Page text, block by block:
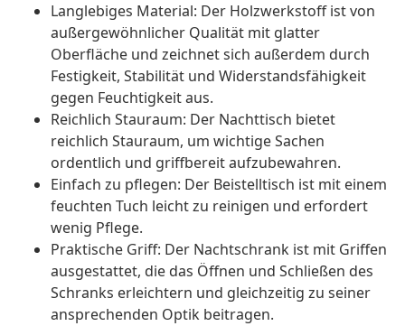
Langlebiges Material: Der Holzwerkstoff ist von
außergewöhnlicher Qualität mit glatter
Oberfläche und zeichnet sich außerdem durch
Festigkeit, Stabilität und Widerstandsfähigkeit
gegen Feuchtigkeit aus.
Reichlich Stauraum: Der Nachttisch bietet
reichlich Stauraum, um wichtige Sachen
ordentlich und griffbereit aufzubewahren.
Einfach zu pflegen: Der Beistelltisch ist mit einem
feuchten Tuch leicht zu reinigen und erfordert
wenig Pflege.
Praktische Griff: Der Nachtschrank ist mit Griffen
ausgestattet, die das Öffnen und Schließen des
Schranks erleichtern und gleichzeitig zu seiner
ansprechenden Optik beitragen.